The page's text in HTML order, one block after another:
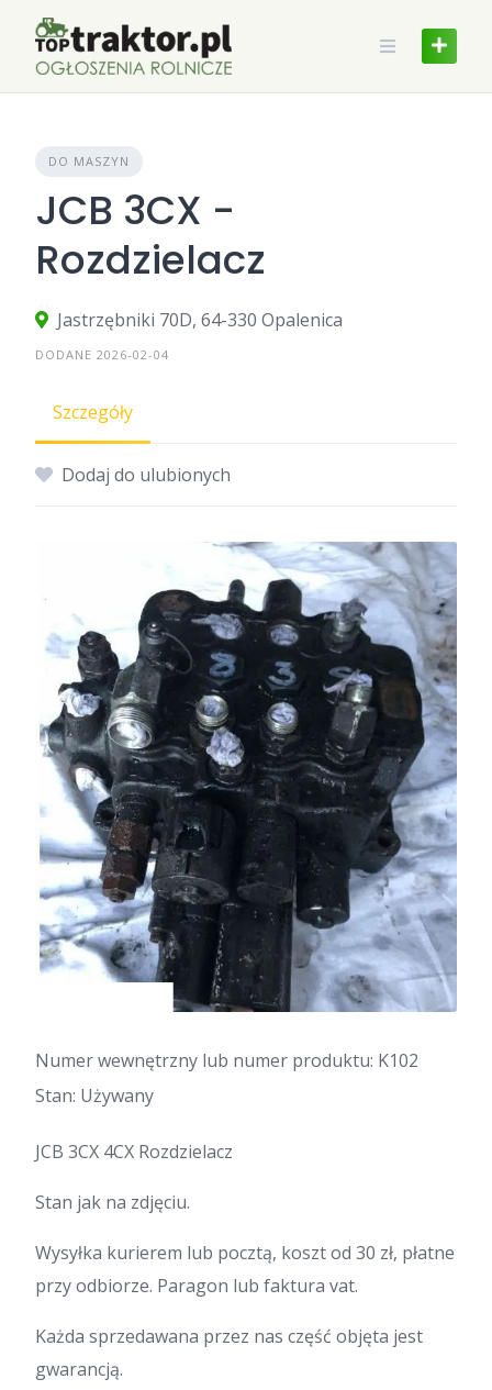
content
DO MASZYN
JCB 3CX -
Rozdzielacz
Jastrzębniki 70D, 64-330 Opalenica
DODANE 2026-02-04
Szczegóły
Dodaj do ulubionych
Numer wewnętrzny lub numer produktu: K102
Stan: Używany
JCB 3CX 4CX Rozdzielacz
Stan jak na zdjęciu.
Wysyłka kurierem lub pocztą, koszt od 30 zł, płatne
przy odbiorze. Paragon lub faktura vat.
Każda sprzedawana przez nas część objęta jest
gwarancją.